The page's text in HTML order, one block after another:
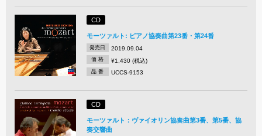
CD
モーツァルト: ピアノ協奏曲第23番・第24番
発売日 2019.09.04
価 格 ¥1,430 (税込)
品 番 UCCS-9153
CD
モーツァルト：ヴァイオリン協奏曲第3番、第5番、協
奏交響曲